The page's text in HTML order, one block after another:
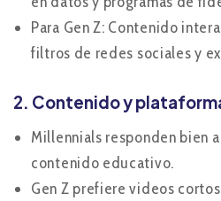
Para Gen Z: Contenido
filtros de redes sociales y
2. Contenido y
Millennials responden bien
contenido educativo.
Gen Z prefiere videos